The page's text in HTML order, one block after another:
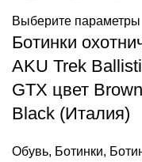
Выберите параметры
Ботинки
AKU Trek
GTX цвет
Black (Италия)
Обувь, Ботинки,